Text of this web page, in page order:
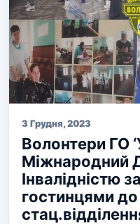
3 Грудня, 2023
Волонтери ГО
Міжнародний
Інвалідністю
гостинцями до